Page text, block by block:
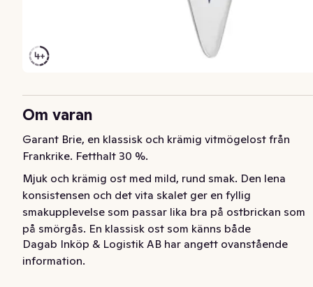
Om varan
Garant Brie, en klassisk och krämig vitmögelost från
Frankrike. Fetthalt 30 %.
Mjuk och krämig ost med mild, rund smak. Den lena
konsistensen och det vita skalet ger en fyllig
smakupplevelse som passar lika bra på ostbrickan som
på smörgås. En klassisk ost som känns både
vardagslyxig och lätt att tycka om. Fetthalt 30%. 200
gram.
Dagab Inköp & Logistik AB har angett ovanstående
information.